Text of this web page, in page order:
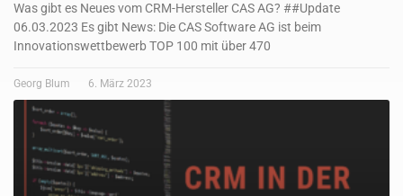
Was gibt es Neues vom CRM-Hersteller CAS AG? ##Update
06.03.2023 Es gibt News: Die CAS Software AG ist beim
Innovationswettbewerb TOP 100 mit über 470
Georg Blum 6. März 2023